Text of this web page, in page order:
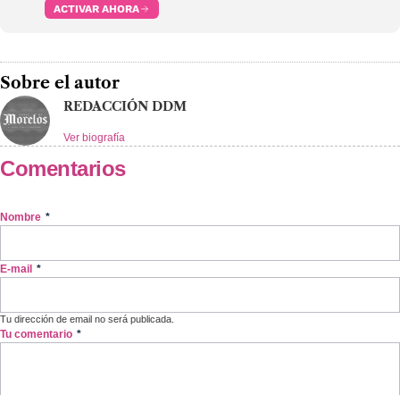
ACTIVAR AHORA
Sobre el autor
REDACCIÓN DDM
Ver biografía
Comentarios
Nombre *
E-mail *
Tu dirección de email no será publicada.
Tu comentario *